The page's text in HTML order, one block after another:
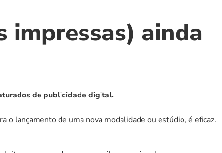
ainda
de publicidade digital.
lançamento de uma nova modalidade ou estúdio, é eficaz.